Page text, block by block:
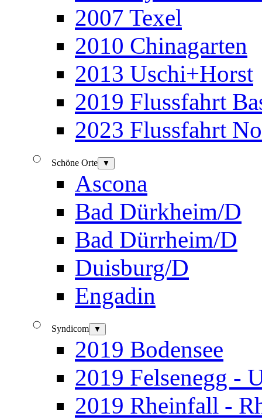
2007 Texel
2010 Chinagarten
2013 Uschi+Horst
2019 Flussfahrt
2023 Flussfahrt
Schöne Orte ▼
Ascona
Bad Dürkheim/D
Bad Dürrheim/D
Duisburg/D
Engadin
Syndicom ▼
2019 Bodensee
2019 Felsenegg -
2019 Rheinfall -